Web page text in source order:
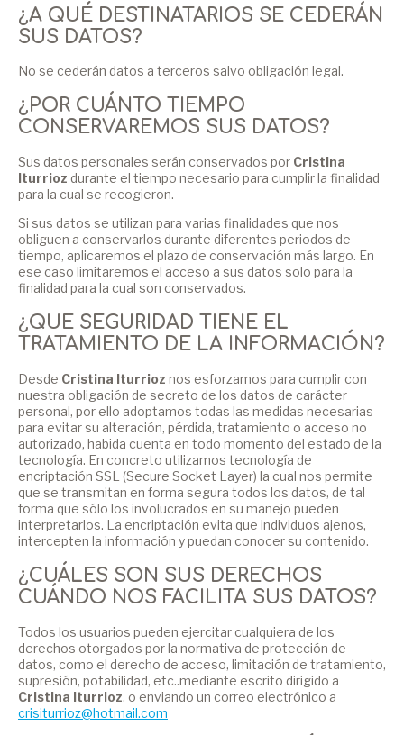
¿A QUÉ DESTINATARIOS SE CEDERÁN
SUS DATOS?
No se cederán datos a terceros salvo obligación legal.
¿POR CUÁNTO TIEMPO
CONSERVAREMOS SUS DATOS?
Sus datos personales serán conservados por Cristina
Iturrioz durante el tiempo necesario para cumplir la finalidad
para la cual se recogieron.
Si sus datos se utilizan para varias finalidades que nos
obliguen a conservarlos durante diferentes periodos de
tiempo, aplicaremos el plazo de conservación más largo. En
ese caso limitaremos el acceso a sus datos solo para la
finalidad para la cual son conservados.
¿QUE SEGURIDAD TIENE EL
TRATAMIENTO DE LA INFORMACIÓN?
Desde Cristina Iturrioz nos esforzamos para cumplir con
nuestra obligación de secreto de los datos de carácter
personal, por ello adoptamos todas las medidas necesarias
para evitar su alteración, pérdida, tratamiento o acceso no
autorizado, habida cuenta en todo momento del estado de la
tecnología. En concreto utilizamos tecnología de
encriptación SSL (Secure Socket Layer) la cual nos permite
que se transmitan en forma segura todos los datos, de tal
forma que sólo los involucrados en su manejo pueden
interpretarlos. La encriptación evita que individuos ajenos,
intercepten la información y puedan conocer su contenido.
¿CUÁLES SON SUS DERECHOS
CUÁNDO NOS FACILITA SUS DATOS?
Todos los usuarios pueden ejercitar cualquiera de los
derechos otorgados por la normativa de protección de
datos, como el derecho de acceso, limitación de tratamiento,
supresión, potabilidad, etc..mediante escrito dirigido a
Cristina Iturrioz, o enviando un correo electrónico a
crisiturrioz@hotmail.com